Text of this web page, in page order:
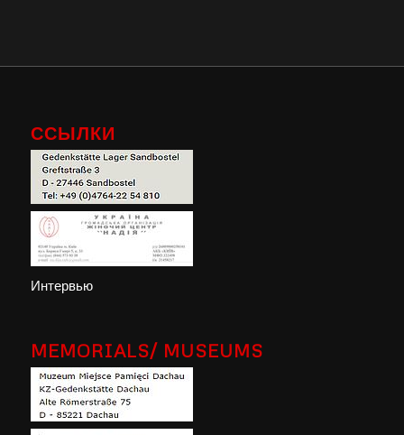
ССЫЛКИ
Интервью
MEMORIALS/ MUSEUMS